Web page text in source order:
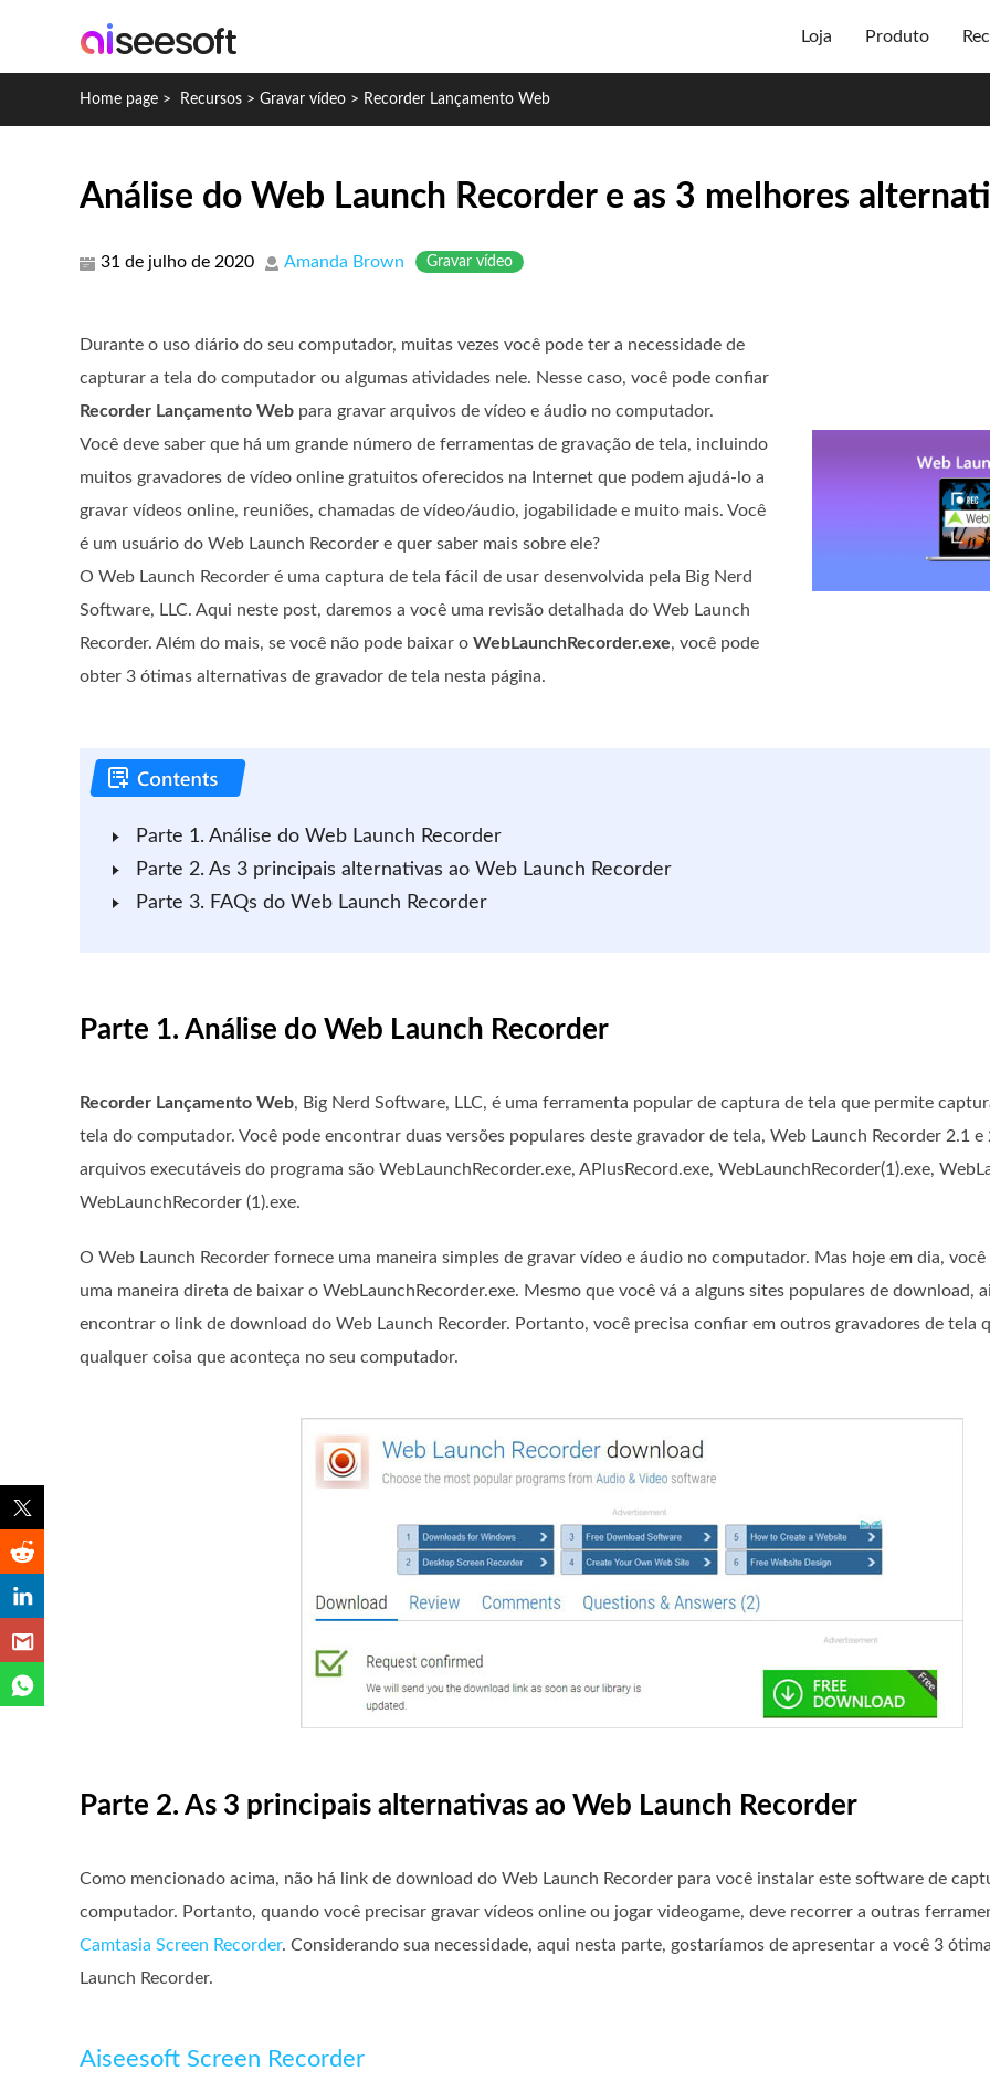
Loja Produto
Home page > Recursos > Gravar vídeo > Recorder Lançamento Web
Análise do Web Launch Recorder e as 3 melhores
31 de julho de 2020 Amanda Brown Gravar vídeo
Durante o uso diário do seu computador, muitas vezes você pode ter a necessidade de
capturar a tela do computador ou algumas atividades nele. Nesse caso, você pode confiar
Recorder Lançamento Web para gravar arquivos de vídeo e áudio no computador.
Você deve saber que há um grande número de ferramentas de gravação de tela, incluindo
muitos gravadores de vídeo online gratuitos oferecidos na Internet que podem ajudá-lo a
gravar vídeos online, reuniões, chamadas de vídeo/áudio, jogabilidade e muito mais. Você
é um usuário do Web Launch Recorder e quer saber mais sobre ele?
O Web Launch Recorder é uma captura de tela fácil de usar desenvolvida pela Big Nerd
Software, LLC. Aqui neste post, daremos a você uma revisão detalhada do Web Launch
Recorder. Além do mais, se você não pode baixar o WebLaunchRecorder.exe, você pode
obter 3 ótimas alternativas de gravador de tela nesta página.
Parte 1. Análise do Web Launch Recorder
Parte 2. As 3 principais alternativas ao Web Launch Recorder
Parte 3. FAQs do Web Launch Recorder
Parte 1. Análise do Web Launch Recorder
Recorder Lançamento Web, Big Nerd Software, LLC, é uma ferramenta popular de captura de tela que permite
tela do computador. Você pode encontrar duas versões populares deste gravador de tela, Web Launch Recorder 2.1 e
arquivos executáveis ​​do programa são WebLaunchRecorder.exe, APlusRecord.exe, WebLaunchRecorder(1).exe,
WebLaunchRecorder (1).exe.
O Web Launch Recorder fornece uma maneira simples de gravar vídeo e áudio no computador. Mas hoje em dia,
uma maneira direta de baixar o WebLaunchRecorder.exe. Mesmo que você vá a alguns sites populares de download,
encontrar o link de download do Web Launch Recorder. Portanto, você precisa confiar em outros gravadores de tela
qualquer coisa que aconteça no seu computador.
Parte 2. As 3 principais alternativas ao Web Launch Recorder
Como mencionado acima, não há link de download do Web Launch Recorder para você instalar este software de
computador. Portanto, quando você precisar gravar vídeos online ou jogar videogame, deve recorrer a outras
Camtasia Screen Recorder. Considerando sua necessidade, aqui nesta parte, gostaríamos de apresentar a você 3
Launch Recorder.
Aiseesoft Screen Recorder